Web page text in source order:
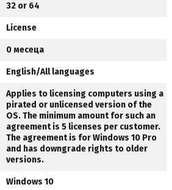
32 or 64
License
0 месеца
English/All languages
Applies to licensing computers using a
pirated or unlicensed version of the
OS. The minimum amount for such an
agreement is 5 licenses per customer.
The agreement is for Windows 10 Pro
and has downgrade rights to older
versions.
Windows 10